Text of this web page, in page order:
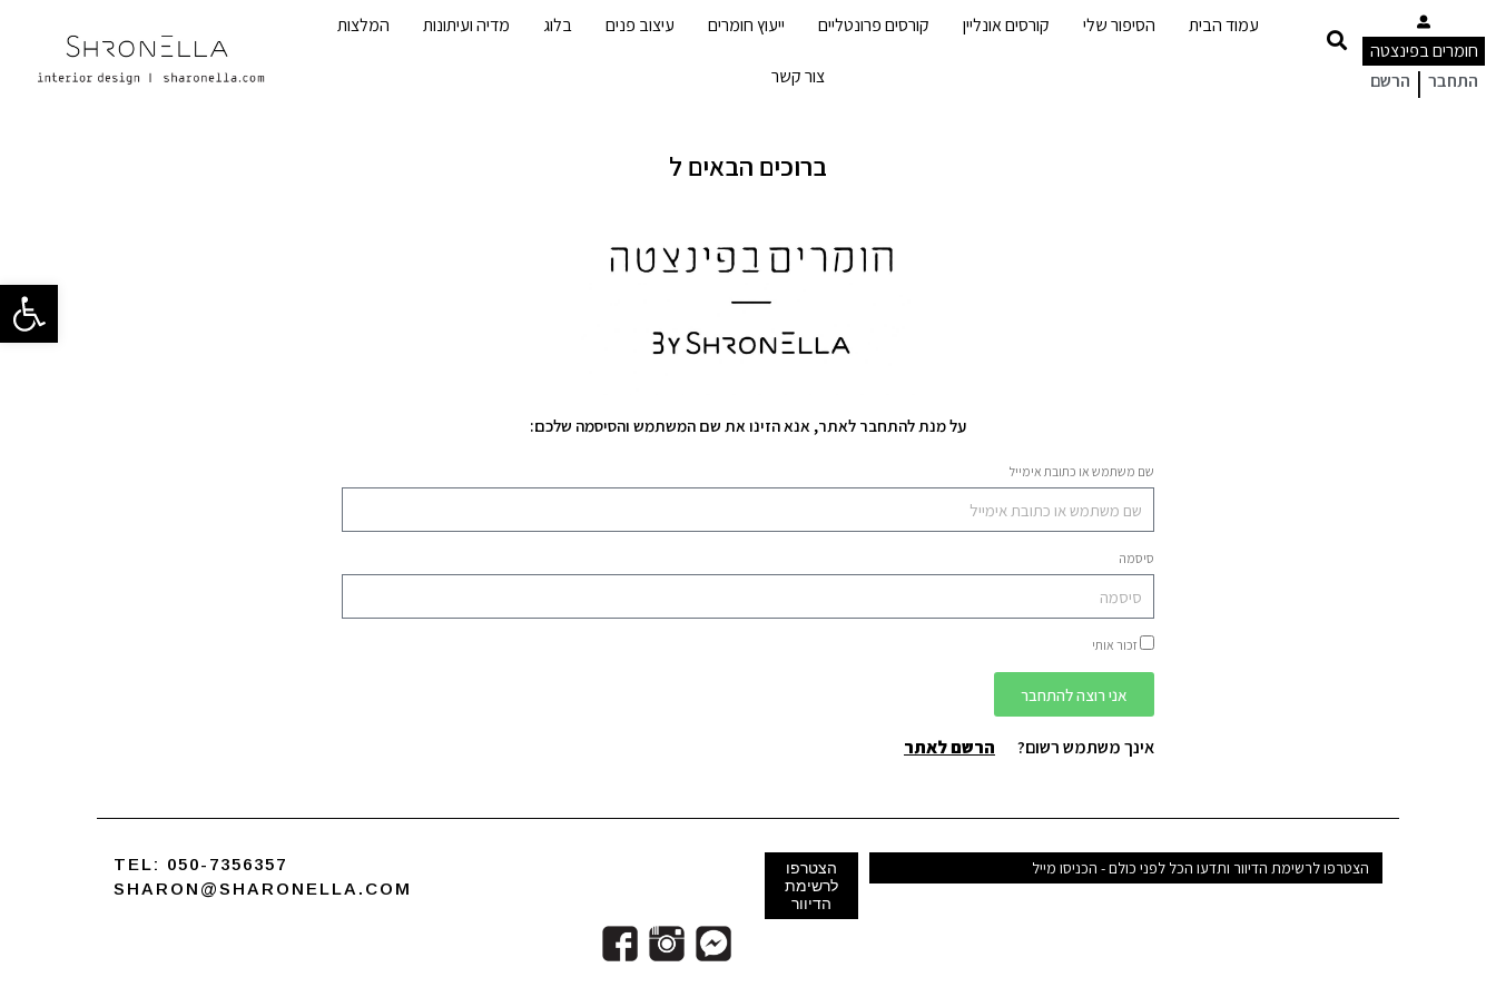
פתח
חומרים בפינצטה
התחבר | הרשם
עמוד הבית הסיפור שלי קורסים אונליין קורסים פרונטליים ייעוץ חומרים עיצוב פנים בלוג מדיה ועיתונות המלצות
צור קשר
ברוכים הבאים ל
על מנת להתחבר לאתר, אנא הזינו את שם המשתמש והסיסמה שלכם:
שם משתמש או כתובת אימייל
סיסמה
זכור אותי
אני רוצה להתחבר
אינך משתמש רשום? הרשם לאתר
דואר
אלקטרוני
הצטרפו
לרשימת
הדיוור
TEL: 050-7356357
SHARON@SHARONELLA.COM